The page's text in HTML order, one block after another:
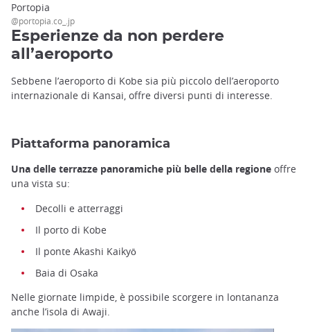
Portopia
@portopia.co_.jp
Esperienze da non perdere
all’aeroporto
Sebbene l’aeroporto di Kobe sia più piccolo dell’aeroporto
internazionale di Kansai, offre diversi punti di interesse.
Piattaforma panoramica
Una delle terrazze panoramiche più belle della regione offre
una vista su:
Decolli e atterraggi
Il porto di Kobe
Il ponte Akashi Kaikyō
Baia di Osaka
Nelle giornate limpide, è possibile scorgere in lontananza
anche l’isola di Awaji.